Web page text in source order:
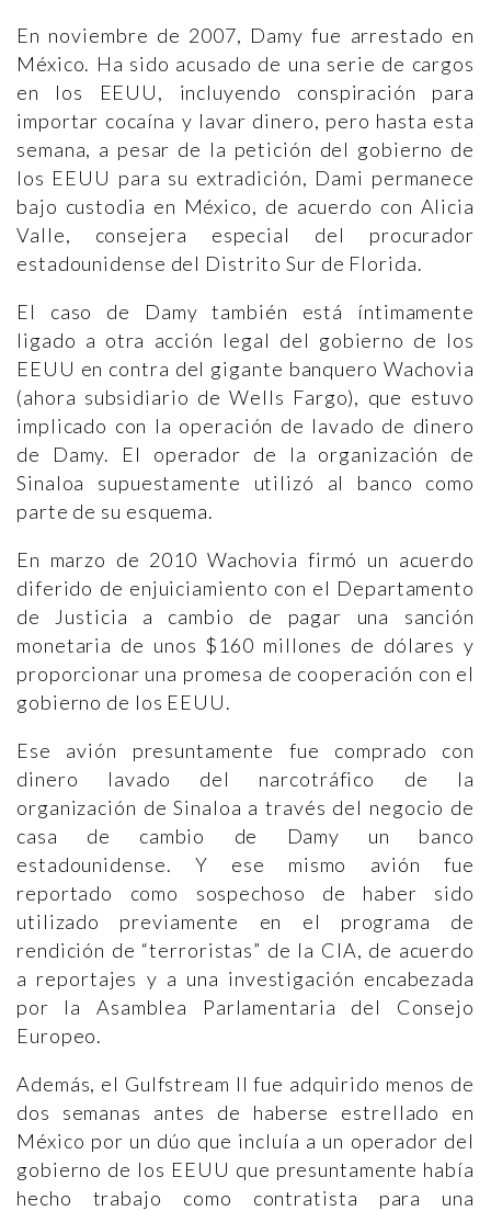
En noviembre de 2007, Damy fue arrestado en
México. Ha sido acusado de una serie de cargos
en los EEUU, incluyendo conspiración para
importar cocaína y lavar dinero, pero hasta esta
semana, a pesar de la petición del gobierno de
los EEUU para su extradición, Dami permanece
bajo custodia en México, de acuerdo con Alicia
Valle, consejera especial del procurador
estadounidense del Distrito Sur de Florida.
El caso de Damy también está íntimamente
ligado a otra acción legal del gobierno de los
EEUU en contra del gigante banquero Wachovia
(ahora subsidiario de Wells Fargo), que estuvo
implicado con la operación de lavado de dinero
de Damy. El operador de la organización de
Sinaloa supuestamente utilizó al banco como
parte de su esquema.
En marzo de 2010 Wachovia firmó un acuerdo
diferido de enjuiciamiento con el Departamento
de Justicia a cambio de pagar una sanción
monetaria de unos $160 millones de dólares y
proporcionar una promesa de cooperación con el
gobierno de los EEUU.
Ese avión presuntamente fue comprado con
dinero lavado del narcotráfico de la
organización de Sinaloa a través del negocio de
casa de cambio de Damy un banco
estadounidense. Y ese mismo avión fue
reportado como sospechoso de haber sido
utilizado previamente en el programa de
rendición de “terroristas” de la CIA, de acuerdo
a reportajes y a una investigación encabezada
por la Asamblea Parlamentaria del Consejo
Europeo.
Además, el Gulfstream II fue adquirido menos de
dos semanas antes de haberse estrellado en
México por un dúo que incluía a un operador del
gobierno de los EEUU que presuntamente había
hecho trabajo como contratista para una